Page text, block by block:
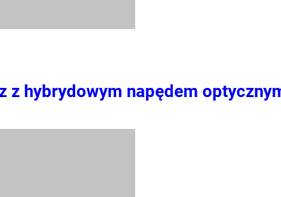
z hybrydowym napędem